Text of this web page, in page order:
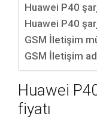
Huawei P40
Huawei P40
GSM İletişim
GSM İletişim
Huawei
fiyatı